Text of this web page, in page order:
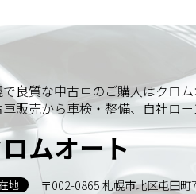
良質な中古車のご購入はクロム
販売から車検・整備、自社ロ
ムオート
地 〒002-0865 札幌市北区屯田町